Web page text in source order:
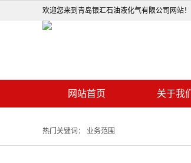
欢迎您来到青岛银汇石油液化气有限公司网站！
网站首页 关于我们
热门关键词： 业务范围